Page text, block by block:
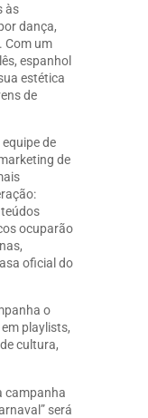
às
dança,
Com um
espanhol
estética
de
de
de
ocuparão
oficial do
o
playlists,
cultura,
campanha
será